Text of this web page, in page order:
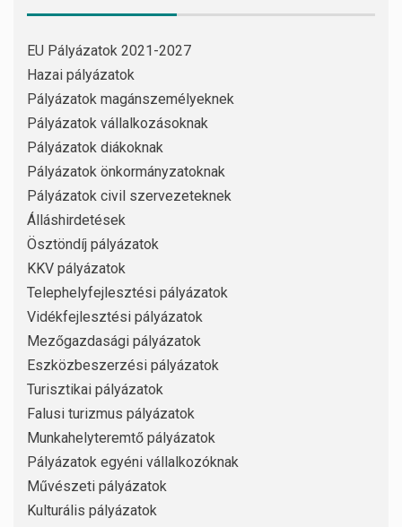
EU Pályázatok 2021-2027
Hazai pályázatok
Pályázatok magánszemélyeknek
Pályázatok vállalkozásoknak
Pályázatok diákoknak
Pályázatok önkormányzatoknak
Pályázatok civil szervezeteknek
Álláshirdetések
Ösztöndíj pályázatok
KKV pályázatok
Telephelyfejlesztési pályázatok
Vidékfejlesztési pályázatok
Mezőgazdasági pályázatok
Eszközbeszerzési pályázatok
Turisztikai pályázatok
Falusi turizmus pályázatok
Munkahelyteremtő pályázatok
Pályázatok egyéni vállalkozóknak
Művészeti pályázatok
Kulturális pályázatok